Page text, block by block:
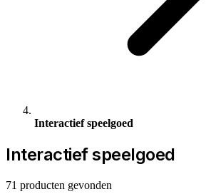
Interactief speelgoed
Interactief speelgoed
71 producten gevonden